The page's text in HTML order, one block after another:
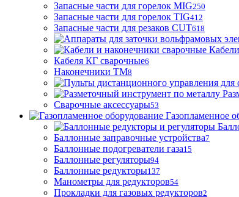
Запасные части для горелок MIG250
Запасные части для горелок TIG412
Запасные части для резаков CUT618
Кабеля КГ сварочные6
Наконечники ТМ8
Сварочные аксессуары53
Газопламенное
Баллонные заправочные устройства7
Баллонные подогреватели газа15
Баллонные регуляторы94
Баллонные редукторы137
Манометры для редукторов54
Прокладки для газовых редукторов2